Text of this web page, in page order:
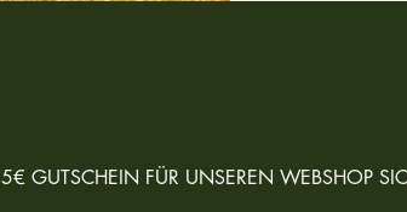
5€ GUTSCHEIN FÜR UNSEREN WEBSHOP